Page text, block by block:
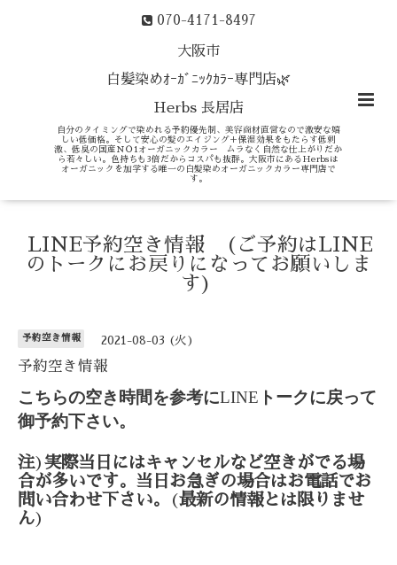
070-4171-8497
大阪市
白髪染めｵｰｶﾞﾆｯｸｶﾗｰ専門店🌿
Herbs 長居店
自分のタイミングで染めれる予約優先制、美容商材直営なので激安な嬉
しい低価格。そして安心の髪のエイジング＋保湿効果をもたらす低刺
激、低臭の国産ＮＯ1オーガニックカラー ムラなく自然な仕上がりだか
ら若々しい。色持ちも3倍だからコスパも抜群。大阪市にあるHerbsは
オーガニックを加学する唯一の白髪染めオーガニックカラー専門店で
す。
LINE予約空き情報 (ご予約はLINE
のトークにお戻りになってお願いしま
す)
予約空き情報 2021-08-03 (火)
予約空き情報
こちらの空き時間を参考にLINE トークに戻って
御予約下さい。
注) 実際当日にはキャンセルなど空きがでる場
合が多いです。当日お急ぎの場合はお電話でお
問い合わせ下さい。
(最新の情報とは限りませ
ん)